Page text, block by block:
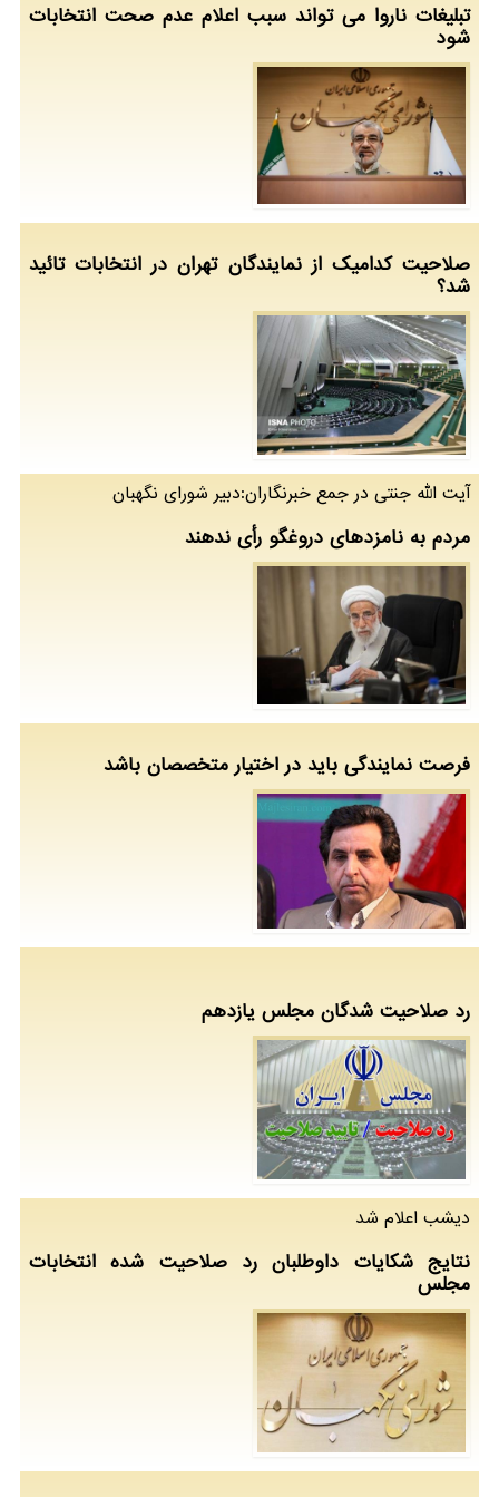
تبلیغات ناروا می تواند سبب اعلام عدم صحت انتخابات
شود
صلاحیت كدامیك از نمایندگان تهران در انتخابات تائید
شد؟
آیت الله جنتی در جمع خبرنگاران:دبیر شورای نگهبان
مردم به نامزدهای دروغگو رأی ندهند
فرصت نمایندگی باید در اختیار متخصصان باشد
رد صلاحیت شدگان مجلس یازدهم
دیشب اعلام شد
نتایج شكایات داوطلبان رد صلاحیت شده انتخابات
مجلس